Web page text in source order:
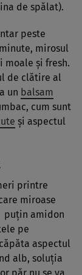
de spălat).
peste
mirosul
moale şi fresh.
de clătire al
un balsam
cum sunt
şi aspectul
printre
miroase
puţin amidon
pe
aspectul
alb, soluţia
păr nu se va